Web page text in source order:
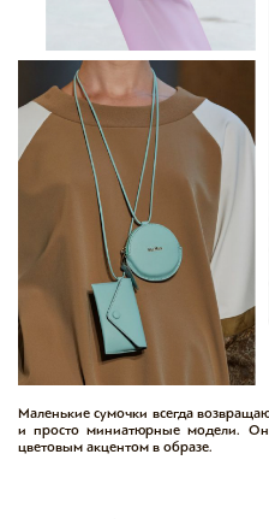
Маленькие сумочки всегда
и просто миниатюрные модели.
цветовым акцентом в образе.